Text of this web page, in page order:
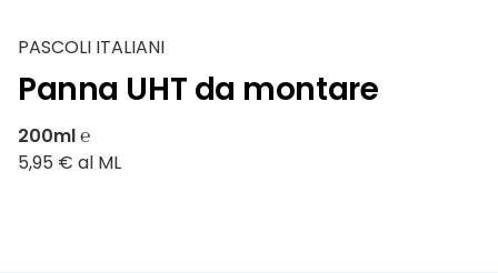
PASCOLI ITALIANI
Panna UHT da montare
200ml ℮
5,95 € al ML